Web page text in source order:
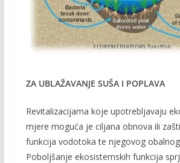
ZA UBLAŽAVANJE SUŠA I POPLAVA
Revitalizacijama koje upotrebljavaju
mjere moguća je ciljana obnova ili
funkcija vodotoka te njegovog
Poboljšanje ekosistemskih funkcija